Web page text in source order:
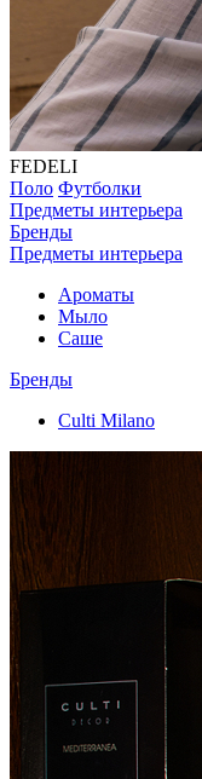
FEDELI
Поло Футболки
Предметы интерьера
Бренды
Предметы интерьера
Ароматы
Мыло
Саше
Бренды
Culti Milano